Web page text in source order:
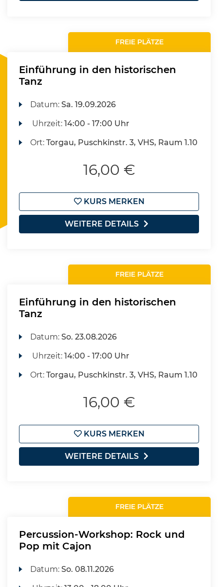
FREIE PLÄTZE
Einführung in den historischen
Tanz
Datum:Sa. 19.09.2026
Uhrzeit:14:00 - 17:00 Uhr
Ort:Torgau, Puschkinstr. 3, VHS, Raum 1.10
16,00 €
KURS MERKEN
WEITERE DETAILS
FREIE PLÄTZE
Einführung in den historischen
Tanz
Datum:So. 23.08.2026
Uhrzeit:14:00 - 17:00 Uhr
Ort:Torgau, Puschkinstr. 3, VHS, Raum 1.10
16,00 €
KURS MERKEN
WEITERE DETAILS
FREIE PLÄTZE
Percussion-Workshop: Rock und
Pop mit Cajon
Datum:So. 08.11.2026